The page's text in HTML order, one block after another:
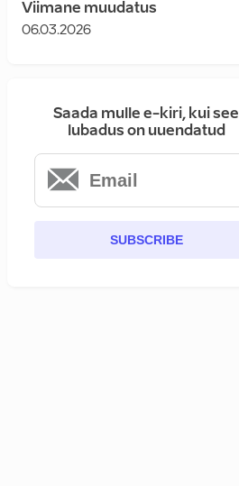
Viimane muudatus
06.03.2026
Saada mulle e-kiri, kui see
lubadus on uuendatud
SUBSCRIBE